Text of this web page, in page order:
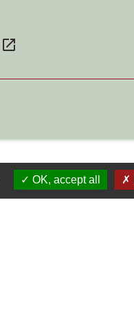
open_in_new
OK, accept all